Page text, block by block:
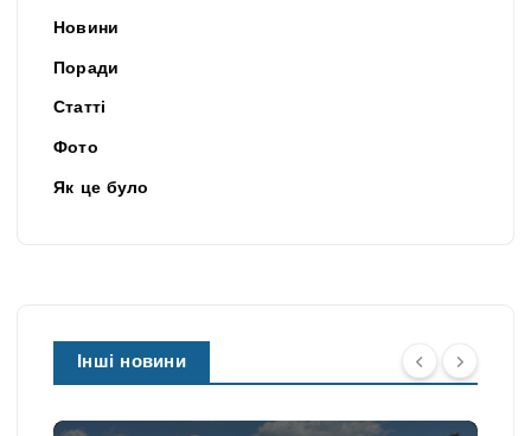
Новини
Поради
Статті
Фото
Як це було
Інші новини